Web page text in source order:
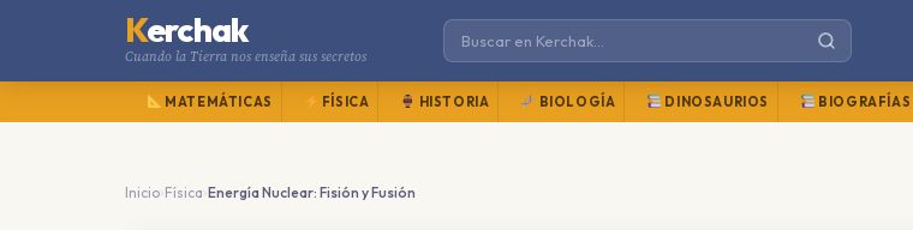
Kerchak
Cuando la Tierra nos enseña sus secretos
MATEMÁTICAS FÍSICA HISTORIA BIOLOGÍA DINOSAURIOS BIOGRAFÍAS
Inicio›Física ›Energía Nuclear: Fisión y Fusión